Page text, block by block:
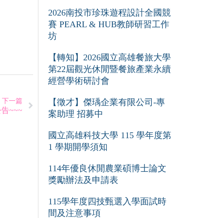
下一篇
~~~
2026南投市珍珠遊程設計全國競
賽 PEARL & HUB教師研習工作
坊
【轉知】2026國立高雄餐旅大學
第22屆觀光休閒暨餐旅產業永續
經營學術研討會
【徵才】傑瑀企業有限公司-專
案助理 招募中
國立高雄科技大學 115 學年度第
1 學期開學須知
114年優良休閒農業碩博士論文
獎勵辦法及申請表
115學年度四技甄選入學面試時
間及注意事項